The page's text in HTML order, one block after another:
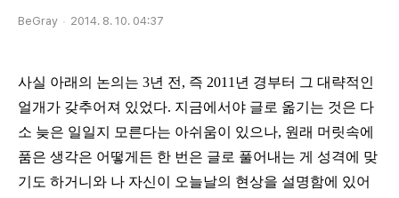
BeGray 2014. 8. 10. 04:37
사실 아래의 논의는 3년 전, 즉 2011년 경부터 그 대략적인
얼개가 갖추어져 있었다. 지금에서야 글로 옮기는 것은 다
소 늦은 일일지 모른다는 아쉬움이 있으나, 원래 머릿속에
품은 생각은 어떻게든 한 번은 글로 풀어내는 게 성격에 맞
기도 하거니와 나 자신이 오늘날의 현상을 설명함에 있어